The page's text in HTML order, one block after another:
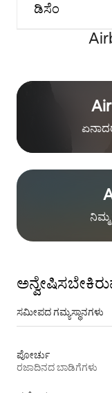
ಡಿಸೆಂ
ನಿಮ್ಮ
ಸಮೀಪದ ಗಮ್ಯಸ್ಥಾನಗಳು
ಪೋರ್ಚು
ರಜಾದಿನದ ಬಾಡಿಗೆಗಳು